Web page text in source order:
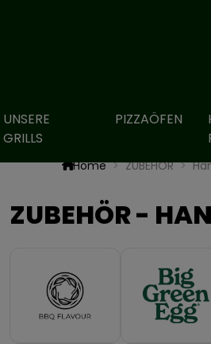
UNSERE
GRILLS
PIZZAÖFEN
Home ZUBEHÖR
ZUBEHÖR -